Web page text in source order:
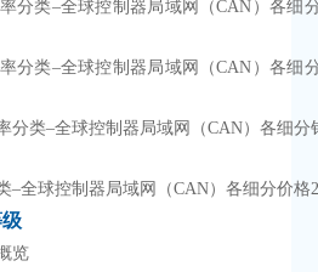
分类–全球控制器局域网（CAN）各细分价格
览